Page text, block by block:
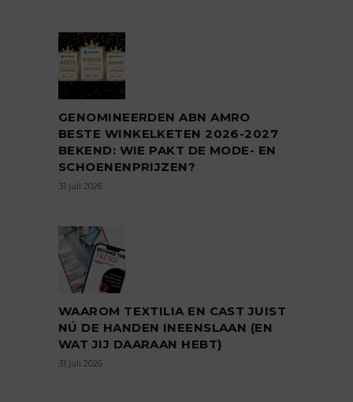
GENOMINEERDEN ABN AMRO
BESTE WINKELKETEN 2026-2027
BEKEND: WIE PAKT DE MODE- EN
SCHOENENPRIJZEN?
31 juli 2026
WAAROM TEXTILIA EN CAST JUIST
NÚ DE HANDEN INEENSLAAN (EN
WAT JIJ DAARAAN HEBT)
31 juli 2026